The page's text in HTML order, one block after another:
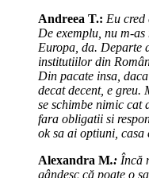
Andreea T.: Eu cred
De exemplu, nu m-
Europa, da. Departe
institutiilor din
Din pacate insa,
decat decent, e greu.
se schimbe nimic cat
fara obligatii si
ok sa ai optiuni, casa
Alexandra M.: Încă
gândesc că poate o